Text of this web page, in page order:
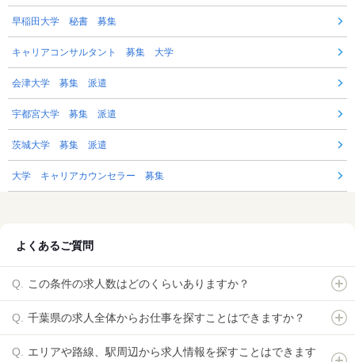
早稲田大学 秘書 募集
キャリアコンサルタント 募集 大学
会津大学 募集 派遣
宇都宮大学 募集 派遣
茨城大学 募集 派遣
大学 キャリアカウンセラー 募集
よくあるご質問
この条件の求人数はどのくらいありますか？
千葉県の求人全体からお仕事を探すことはできますか？
エリアや路線、駅周辺から求人情報を探すことはできます